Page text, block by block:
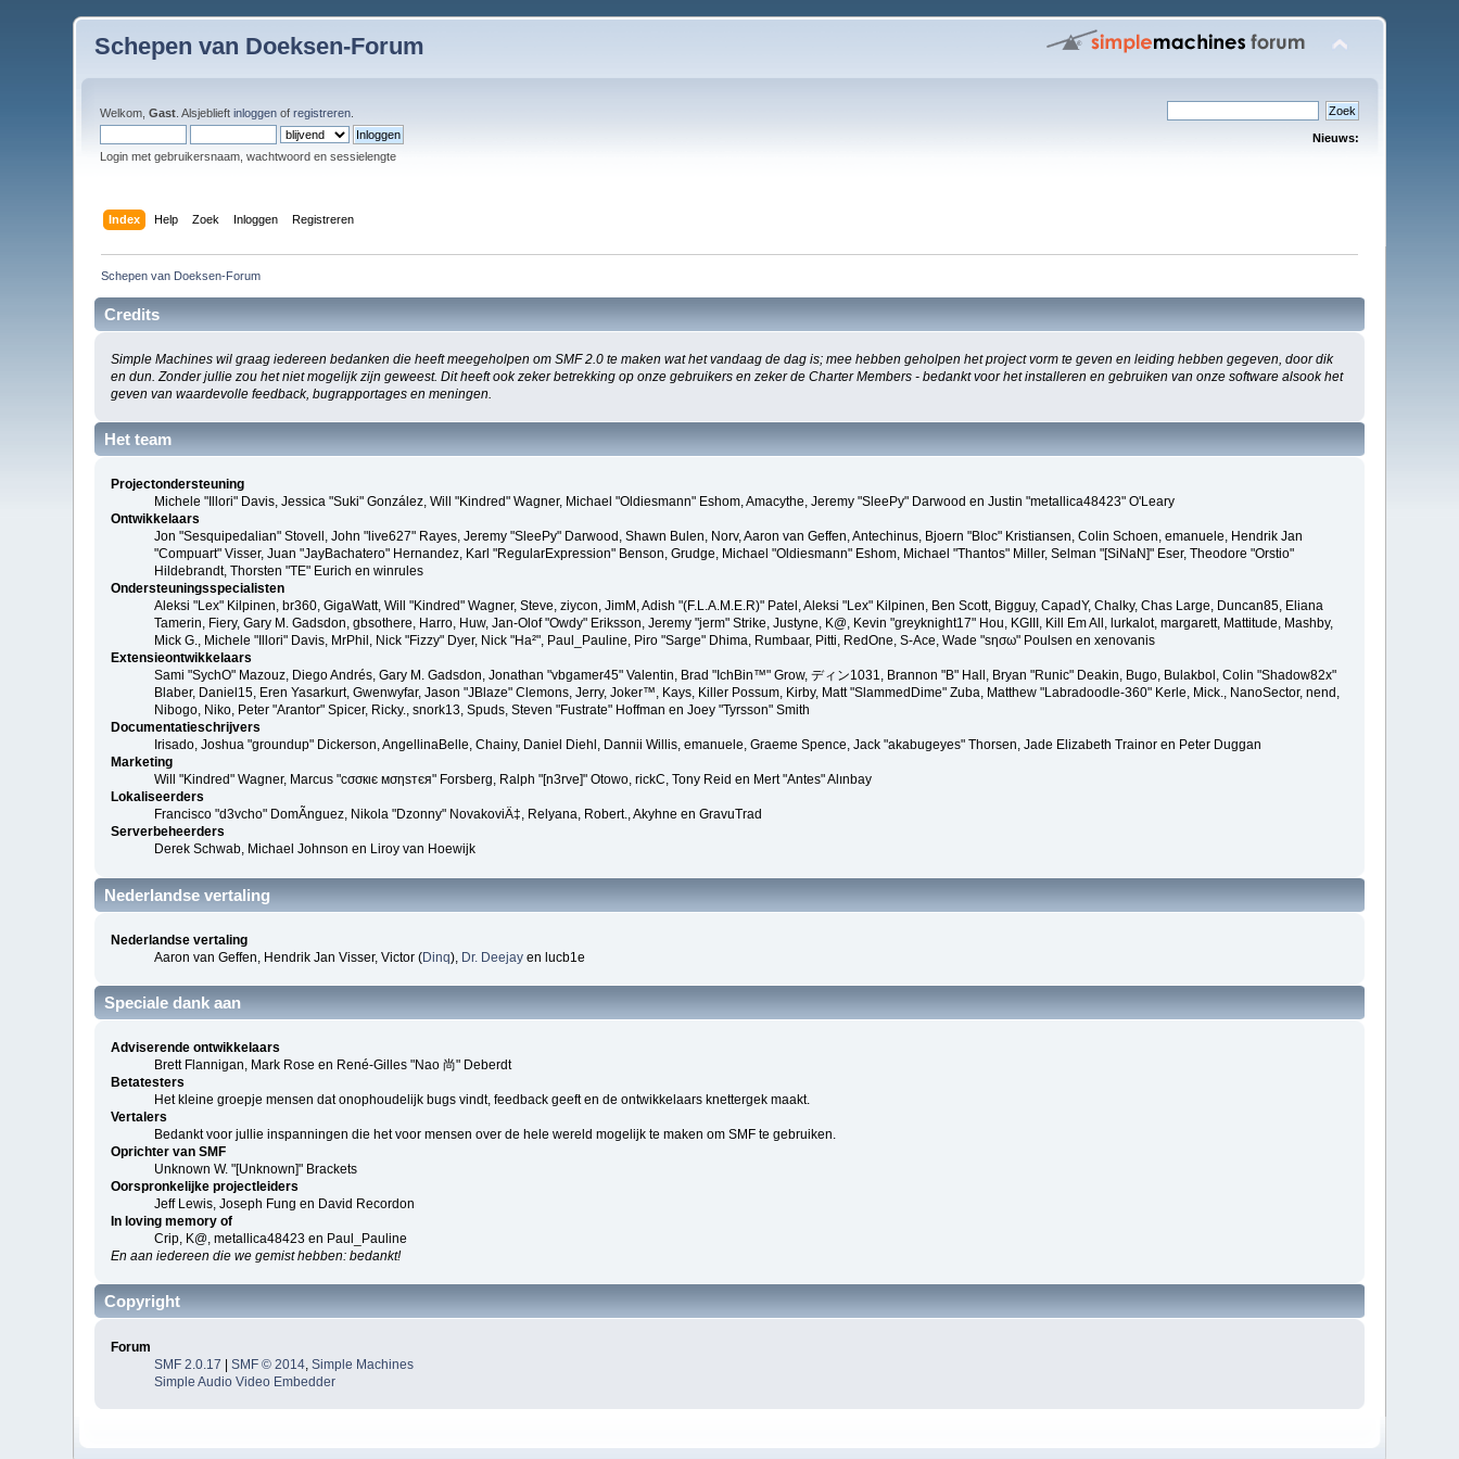
Schepen van Doeksen-Forum
Welkom,Gast . Alsjeblieftinloggen ofregistreren
Login met gebruikersnaam, wachtwoord en sessielengte
Nieuws:
Index Help Zoek Inloggen Registreren
Schepen van Doeksen-Forum
Credits
Simple Machines wil graag iedereen bedanken die heeft meegeholpen om SMF 2.0 te maken wat het vandaag de dag is; mee hebben geholpen het project vorm te geven en leiding hebben gegeven, door dik
en dun. Zonder jullie zou het niet mogelijk zijn geweest. Dit heeft ook zeker betrekking op onze gebruikers en zeker de Charter Members - bedankt voor het installeren en gebruiken van onze software alsook het
geven van waardevolle feedback, bugrapportages en meningen.
Het team
Projectondersteuning
Michele "Illori" Davis, Jessica "Suki" González, Will "Kindred" Wagner, Michael "Oldiesmann" Eshom, Amacythe, Jeremy "SleePy" Darwood en Justin "metallica48423" O'Leary
Ontwikkelaars
Jon "Sesquipedalian" Stovell, John "live627" Rayes, Jeremy "SleePy" Darwood, Shawn Bulen, Norv, Aaron van Geffen, Antechinus, Bjoern "Bloc" Kristiansen, Colin Schoen, emanuele, Hendrik Jan
"Compuart" Visser, Juan "JayBachatero" Hernandez, Karl "RegularExpression" Benson, Grudge, Michael "Oldiesmann" Eshom, Michael "Thantos" Miller, Selman "[SiNaN]" Eser, Theodore "Orstio"
Hildebrandt, Thorsten "TE" Eurich en winrules
Ondersteuningsspecialisten
Aleksi "Lex" Kilpinen, br360, GigaWatt, Will "Kindred" Wagner, Steve, ziycon, JimM, Adish "(F.L.A.M.E.R)" Patel, Aleksi "Lex" Kilpinen, Ben Scott, Bigguy, CapadY, Chalky, Chas Large, Duncan85, Eliana
Tamerin, Fiery, Gary M. Gadsdon, gbsothere, Harro, Huw, Jan-Olof "Owdy" Eriksson, Jeremy "jerm" Strike, Justyne, K@, Kevin "greyknight17" Hou, KGIII, Kill Em All, lurkalot, margarett, Mattitude, Mashby,
Mick G., Michele "Illori" Davis, MrPhil, Nick "Fizzy" Dyer, Nick "Ha²", Paul_Pauline, Piro "Sarge" Dhima, Rumbaar, Pitti, RedOne, S-Ace, Wade "sησω" Poulsen en xenovanis
Extensieontwikkelaars
Sami "SychO" Mazouz, Diego Andrés, Gary M. Gadsdon, Jonathan "vbgamer45" Valentin, Brad "IchBin™" Grow, ディン1031, Brannon "B" Hall, Bryan "Runic" Deakin, Bugo, Bulakbol, Colin "Shadow82x"
Blaber, Daniel15, Eren Yasarkurt, Gwenwyfar, Jason "JBlaze" Clemons, Jerry, Joker™, Kays, Killer Possum, Kirby, Matt "SlammedDime" Zuba, Matthew "Labradoodle-360" Kerle, Mick., NanoSector, nend,
Nibogo, Niko, Peter "Arantor" Spicer, Ricky., snork13, Spuds, Steven "Fustrate" Hoffman en Joey "Tyrsson" Smith
Documentatieschrijvers
Irisado, Joshua "groundup" Dickerson, AngellinaBelle, Chainy, Daniel Diehl, Dannii Willis, emanuele, Graeme Spence, Jack "akabugeyes" Thorsen, Jade Elizabeth Trainor en Peter Duggan
Marketing
Will "Kindred" Wagner, Marcus "cσσкιє мσηѕтєя" Forsberg, Ralph "[n3rve]" Otowo, rickC, Tony Reid en Mert "Antes" Alınbay
Lokaliseerders
Francisco "d3vcho" DomÃ­nguez, Nikola "Dzonny" NovakoviÄ‡, Relyana, Robert., Akyhne en GravuTrad
Serverbeheerders
Derek Schwab, Michael Johnson en Liroy van Hoewijk
Nederlandse vertaling
Nederlandse vertaling
Aaron van Geffen, Hendrik Jan Visser, Victor (Dinq), Dr. Deejay en lucb1e
Speciale dank aan
Adviserende ontwikkelaars
Brett Flannigan, Mark Rose en René-Gilles "Nao 尚" Deberdt
Betatesters
Het kleine groepje mensen dat onophoudelijk bugs vindt, feedback geeft en de ontwikkelaars knettergek maakt.
Vertalers
Bedankt voor jullie inspanningen die het voor mensen over de hele wereld mogelijk te maken om SMF te gebruiken.
Oprichter van SMF
Unknown W. "[Unknown]" Brackets
Oorspronkelijke projectleiders
Jeff Lewis, Joseph Fung en David Recordon
In loving memory of
Crip, K@, metallica48423 en Paul_Pauline
En aan iedereen die we gemist hebben: bedankt!
Copyright
Forum
SMF 2.0.17 |SMF © 2014 ,Simple Machines
Simple Audio Video Embedder